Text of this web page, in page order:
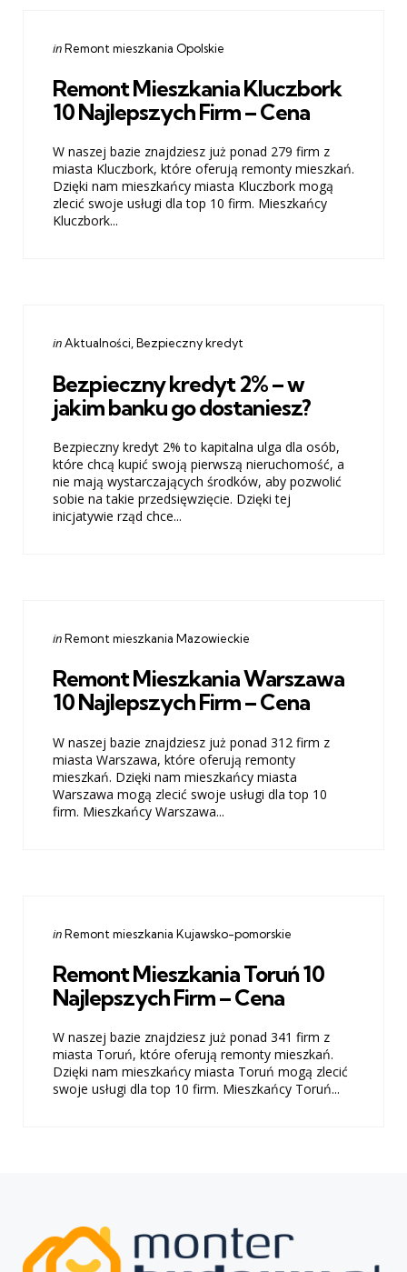
Categories
Posted
inRemont mieszkania Opolskie
Remont Mieszkania Kluczbork
10 Najlepszych Firm – Cena
W naszej bazie znajdziesz już ponad 279 firm z
miasta Kluczbork, które oferują remonty mieszkań.
Dzięki nam mieszkańcy miasta Kluczbork mogą
zlecić swoje usługi dla top 10 firm. Mieszkańcy
Kluczbork...
Categories
Posted
inAktualności Bezpieczny kredyt
Bezpieczny kredyt 2% – w
jakim banku go dostaniesz?
Bezpieczny kredyt 2% to kapitalna ulga dla osób,
które chcą kupić swoją pierwszą nieruchomość, a
nie mają wystarczających środków, aby pozwolić
sobie na takie przedsięwzięcie. Dzięki tej
inicjatywie rząd chce...
Categories
Posted
inRemont mieszkania Mazowieckie
Remont Mieszkania Warszawa
10 Najlepszych Firm – Cena
W naszej bazie znajdziesz już ponad 312 firm z
miasta Warszawa, które oferują remonty
mieszkań. Dzięki nam mieszkańcy miasta
Warszawa mogą zlecić swoje usługi dla top 10
firm. Mieszkańcy Warszawa...
Categories
Posted
inRemont mieszkania Kujawsko-pomorskie
Remont Mieszkania Toruń 10
Najlepszych Firm – Cena
W naszej bazie znajdziesz już ponad 341 firm z
miasta Toruń, które oferują remonty mieszkań.
Dzięki nam mieszkańcy miasta Toruń mogą zlecić
swoje usługi dla top 10 firm. Mieszkańcy Toruń...